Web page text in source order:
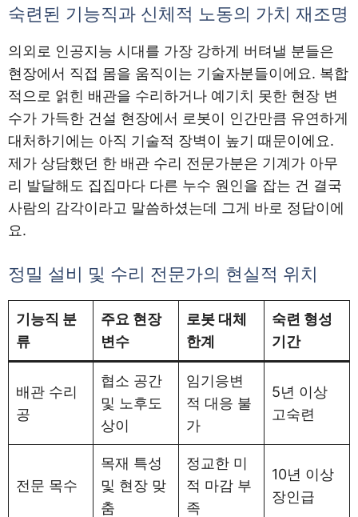
숙련된 기능직과 신체적 노동의 가치 재조명
의외로 인공지능 시대를 가장 강하게 버텨낼 분들은
현장에서 직접 몸을 움직이는 기술자분들이에요. 복합
적으로 얽힌 배관을 수리하거나 예기치 못한 현장 변
수가 가득한 건설 현장에서 로봇이 인간만큼 유연하게
대처하기에는 아직 기술적 장벽이 높기 때문이에요.
제가 상담했던 한 배관 수리 전문가분은 기계가 아무
리 발달해도 집집마다 다른 누수 원인을 잡는 건 결국
사람의 감각이라고 말씀하셨는데 그게 바로 정답이에
요.
정밀 설비 및 수리 전문가의 현실적 위치
기능직 분
류
주요 현장
변수
로봇 대체
한계
숙련 형성
기간
배관 수리
공
협소 공간
및 노후도
상이
임기응변
적 대응 불
가
5년 이상
고숙련
전문 목수
목재 특성
및 현장 맞
춤
정교한 미
적 마감 부
족
10년 이상
장인급